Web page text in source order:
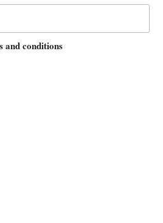
and conditions